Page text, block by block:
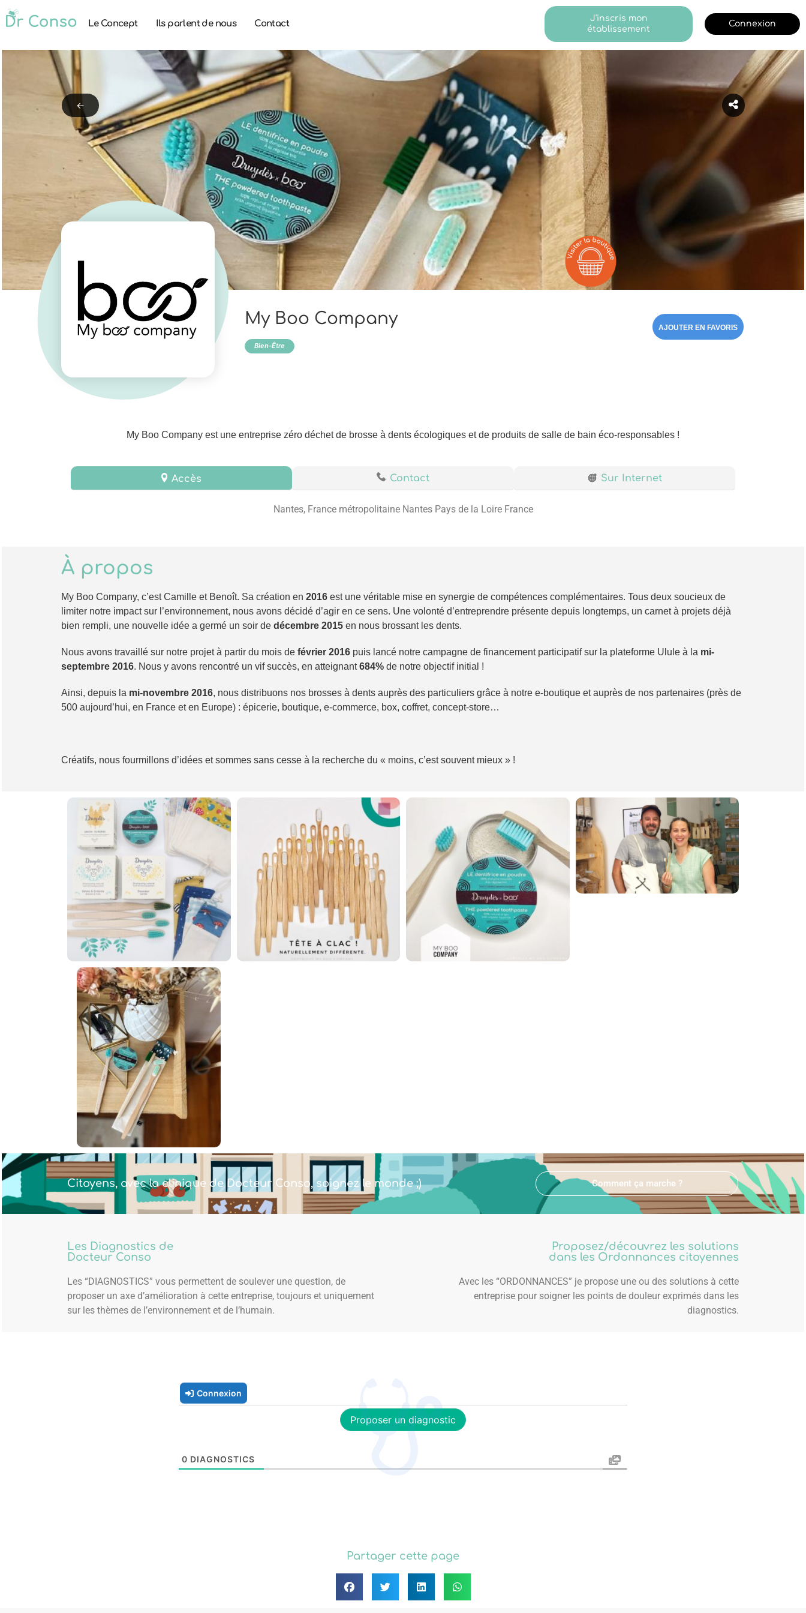
Le Concept Ils parlent de nous Contact
J'inscris mon
établissement
Connexion
←
My Boo Company
Bien-Être
AJOUTER EN FAVORIS
My Boo Company est une entreprise zéro déchet de brosse à dents écologiques et de produits de salle de bain éco-responsables !
Accès Contact Sur Internet
Nantes, France métropolitaine Nantes Pays de la Loire France
À propos
My Boo Company, c’est Camille et Benoît. Sa création en 2016 est une véritable mise en synergie de compétences complémentaires. Tous deux soucieux de
limiter notre impact sur l’environnement, nous avons décidé d’agir en ce sens. Une volonté d’entreprendre présente depuis longtemps, un carnet à projets déjà
bien rempli, une nouvelle idée a germé un soir de décembre 2015 en nous brossant les dents.
Nous avons travaillé sur notre projet à partir du mois de février 2016 puis lancé notre campagne de financement participatif sur la plateforme Ulule à la mi-
septembre 2016. Nous y avons rencontré un vif succès, en atteignant684% de notre objectif initial !
Ainsi, depuis la mi-novembre 2016, nous distribuons nos brosses à dents auprès des particuliers grâce à notre e-boutique et auprès de nos partenaires (près de
500 aujourd’hui, en France et en Europe) : épicerie, boutique, e-commerce, box, coffret, concept-store…
Créatifs, nous fourmillons d’idées et sommes sans cesse à la recherche du « moins, c’est souvent mieux » !
Citoyens, avec la clinique de Docteur Conso, soignez le monde ;) Comment ça marche ?
Les Diagnostics de
Docteur Conso
Les “DIAGNOSTICS” vous permettent de soulever une question, de
proposer un axe d’amélioration à cette entreprise, toujours et uniquement
sur les thèmes de l’environnement et de l’humain.
Proposez/découvrez les solutions
dans les Ordonnances citoyennes
Avec les “ORDONNANCES” je propose une ou des solutions à cette
entreprise pour soigner les points de douleur exprimés dans les
diagnostics.
Connexion
Proposer un diagnostic
0 DIAGNOSTICS
Partager cette page